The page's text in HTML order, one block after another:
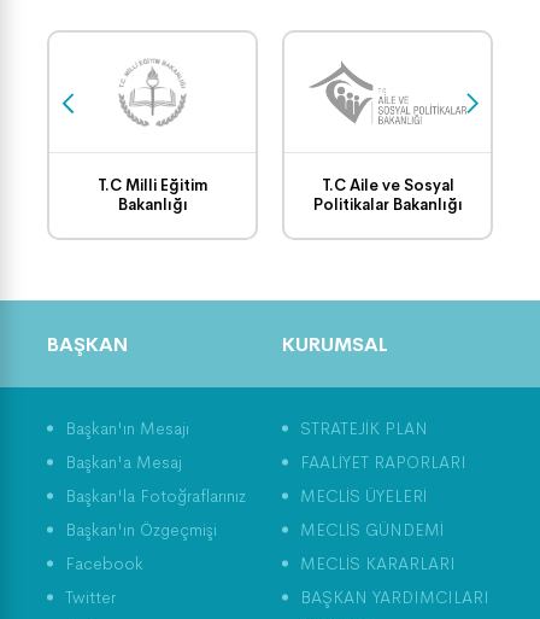
T.C Milli Eğitim
Bakanlığı
T.C Aile ve Sosyal
Politikalar Bakanlığı
BAŞKAN
Başkan'ın Mesajı
Başkan'a Mesaj
Başkan'la Fotoğraflarınız
Başkan'ın Özgeçmişi
Facebook
Twitter
KURUMSAL
STRATEJİK PLAN
FAALİYET RAPORLARI
MECLİS ÜYELERİ
MECLİS GÜNDEMİ
MECLİS KARARLARI
BAŞKAN YARDIMCILARI